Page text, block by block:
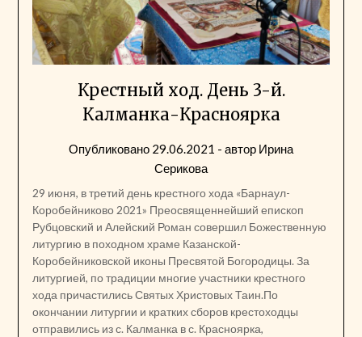
Крестный ход. День 3-й.
Калманка-Красноярка
Опубликовано 29.06.2021 - автор Ирина
Серикова
29 июня, в третий день крестного хода «Барнаул-
Коробейниково 2021» Преосвященнейший епископ
Рубцовский и Алейский Роман совершил Божественную
литургию в походном храме Казанской-
Коробейниковской иконы Пресвятой Богородицы. За
литургией, по традиции многие участники крестного
хода причастились Святых Христовых Таин.По
окончании литургии и кратких сборов крестоходцы
отправились из с. Калманка в с. Красноярка,